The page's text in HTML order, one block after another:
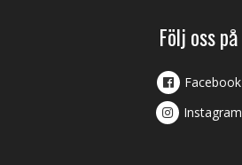
Följ oss på
Facebook
Instagram